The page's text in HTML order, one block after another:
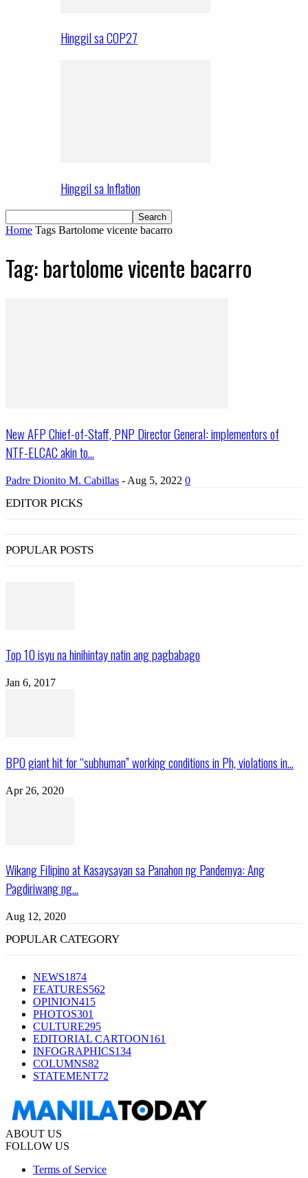
Hinggil sa COP27
Hinggil sa Inflation
Home Tags Bartolome vicente bacarro
Tag: bartolome vicente bacarro
New AFP Chief-of-Staff, PNP Director General: implementors of
NTF-ELCAC akin to...
Padre Dionito M. Cabillas - Aug 5, 2022 0
EDITOR PICKS
POPULAR POSTS
Top 10 isyu na hinihintay natin ang pagbabago
Jan 6, 2017
BPO giant hit for “subhuman” working conditions in Ph, violations in...
Apr 26, 2020
Wikang Filipino at Kasaysayan sa Panahon ng Pandemya: Ang
Pagdiriwang ng...
Aug 12, 2020
POPULAR CATEGORY
NEWS1874
FEATURES562
OPINION415
PHOTOS301
CULTURE295
EDITORIAL CARTOON161
INFOGRAPHICS134
COLUMNS82
STATEMENT72
ABOUT US
FOLLOW US
Terms of Service